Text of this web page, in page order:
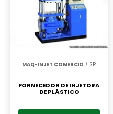
MAQ-INJET COMERCIO / SP
FORNECEDOR DE INJETORA
DE PLÁSTICO